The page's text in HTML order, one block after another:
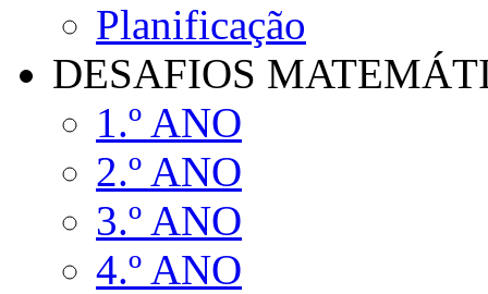
Planificação
DESAFIOS
1.º ANO
2.º ANO
3.º ANO
4.º ANO